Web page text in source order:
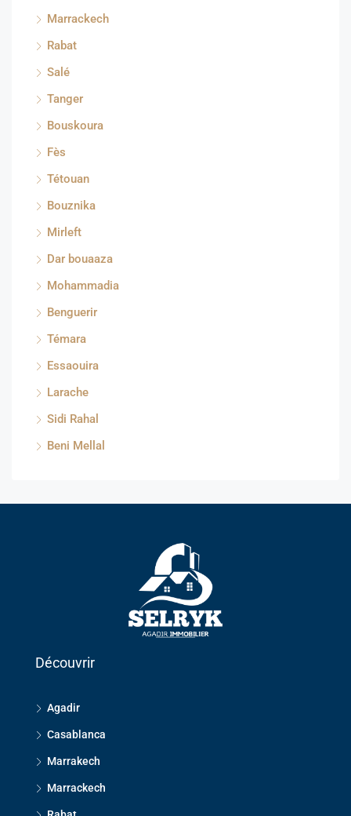
Marrackech
Rabat
Salé
Tanger
Bouskoura
Fès
Tétouan
Bouznika
Mirleft
Dar bouaaza
Mohammadia
Benguerir
Témara
Essaouira
Larache
Sidi Rahal
Beni Mellal
Découvrir
Agadir
Casablanca
Marrakech
Marrackech